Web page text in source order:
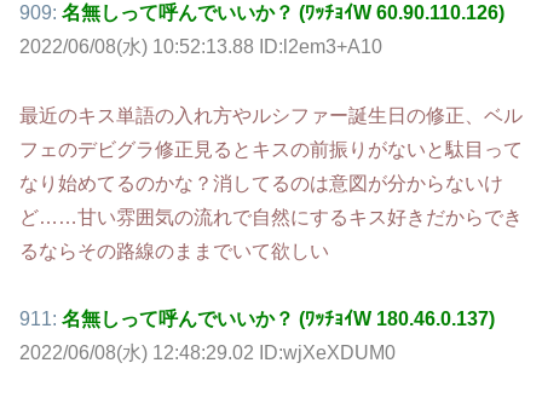
909: 名無しって呼んでいいか？ (ﾜｯﾁｮｲW 60.90.110.126)
2022/06/08(水) 10:52:13.88 ID:l2em3+A10
最近のキス単語の入れ方やルシファー誕生日の修正、ベル
フェのデビグラ修正見るとキスの前振りがないと駄目って
なり始めてるのかな？消してるのは意図が分からないけ
ど……甘い雰囲気の流れで自然にするキス好きだからでき
るならその路線のままでいて欲しい
911: 名無しって呼んでいいか？ (ﾜｯﾁｮｲW 180.46.0.137)
2022/06/08(水) 12:48:29.02 ID:wjXeXDUM0